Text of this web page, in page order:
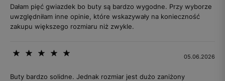
Dałam pięć gwiazdek bo buty są bardzo wygodne. Przy wyborze
uwzględniłam inne opinie, które wskazywały na konieczność
zakupu większego rozmiaru niż zwykle.
05.06.2026
Buty bardzo solidne. Jednak rozmiar jest dużo zaniżony